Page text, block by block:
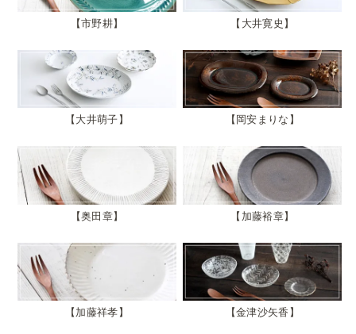
市野耕 大井寛史
大井萌子 岡安まりな
奥田章 加藤裕章
加藤祥孝 金津沙矢香